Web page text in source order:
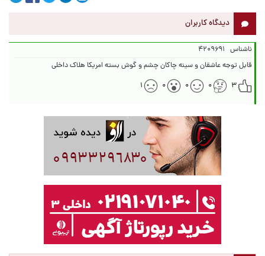
دیدگاه کاربران
ناشناس ۴۲۰۹۶۹۱
قابل توجه عاشقان و سینه چاکان چشم و گوش بسته امریکا هلاک داخلی
۳
۰ ۰ ۰ ۱